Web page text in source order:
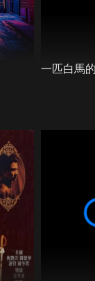
一匹白馬